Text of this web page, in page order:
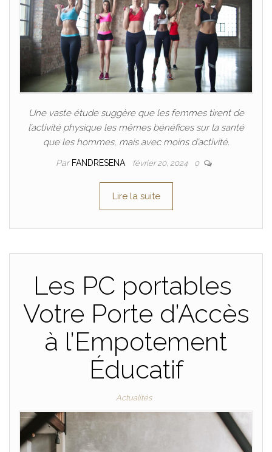
Une vaste étude suggère que les femmes tirent de
l’activité physique les mêmes bénéfices sur la santé
que les hommes, mais avec moins d’activité.
Par FANDRESENA février 20, 2024 0
Lire la suite
Les PC portables
Votre Porte d’Accès
à l’Empotement
Éducatif
Actualités